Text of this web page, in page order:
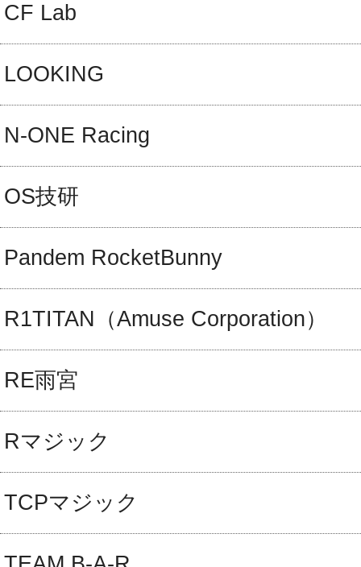
CF Lab
LOOKING
N-ONE Racing
OS技研
Pandem RocketBunny
R1TITAN（Amuse Corporation）
RE雨宮
Rマジック
TCPマジック